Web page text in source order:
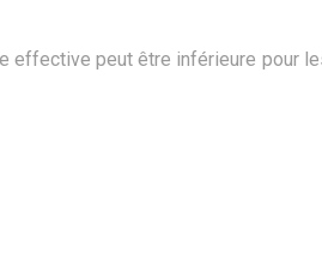
effective peut être inférieure pour